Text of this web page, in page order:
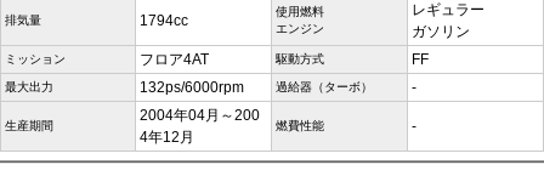
排気量 1794cc
使用燃料
エンジン
レギュラー
ガソリン
ミッション フロア4AT 駆動方式 FF
最大出力 132ps/6000rpm 過給器（ターボ） -
生産期間
2004年04月～200
4年12月
燃費性能 -